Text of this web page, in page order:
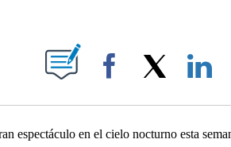
ON "".
Facebook
espectáculo en el cielo nocturno esta